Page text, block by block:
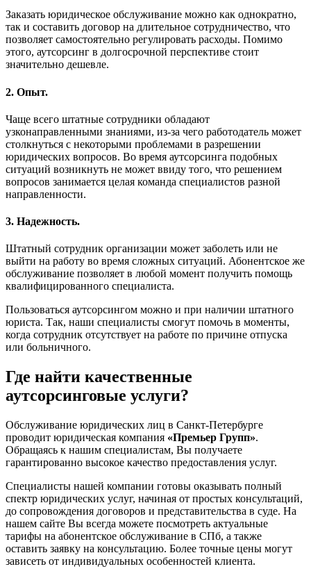
Заказать юридическое обслуживание можно как однократно,
так и составить договор на длительное сотрудничество, что
позволяет самостоятельно регулировать расходы. Помимо
этого, аутсорсинг в долгосрочной перспективе стоит
значительно дешевле.
2. Опыт.
Чаще всего штатные сотрудники обладают
узконаправленными знаниями, из-за чего работодатель может
столкнуться с некоторыми проблемами в разрешении
юридических вопросов. Во время аутсорсинга подобных
ситуаций возникнуть не может ввиду того, что решением
вопросов занимается целая команда специалистов разной
направленности.
3. Надежность.
Штатный сотрудник организации может заболеть или не
выйти на работу во время сложных ситуаций. Абонентское же
обслуживание позволяет в любой момент получить помощь
квалифицированного специалиста.
Пользоваться аутсорсингом можно и при наличии штатного
юриста. Так, наши специалисты смогут помочь в моменты,
когда сотрудник отсутствует на работе по причине отпуска
или больничного.
Где найти качественные
аутсорсинговые услуги?
Обслуживание юридических лиц в Санкт-Петербурге
проводит юридическая компания «Премьер Групп».
Обращаясь к нашим специалистам, Вы получаете
гарантированно высокое качество предоставления услуг.
Специалисты нашей компании готовы оказывать полный
спектр юридических услуг, начиная от простых консультаций,
до сопровождения договоров и представительства в суде. На
нашем сайте Вы всегда можете посмотреть актуальные
тарифы на абонентское обслуживание в СПб, а также
оставить заявку на консультацию. Более точные цены могут
зависеть от индивидуальных особенностей клиента.